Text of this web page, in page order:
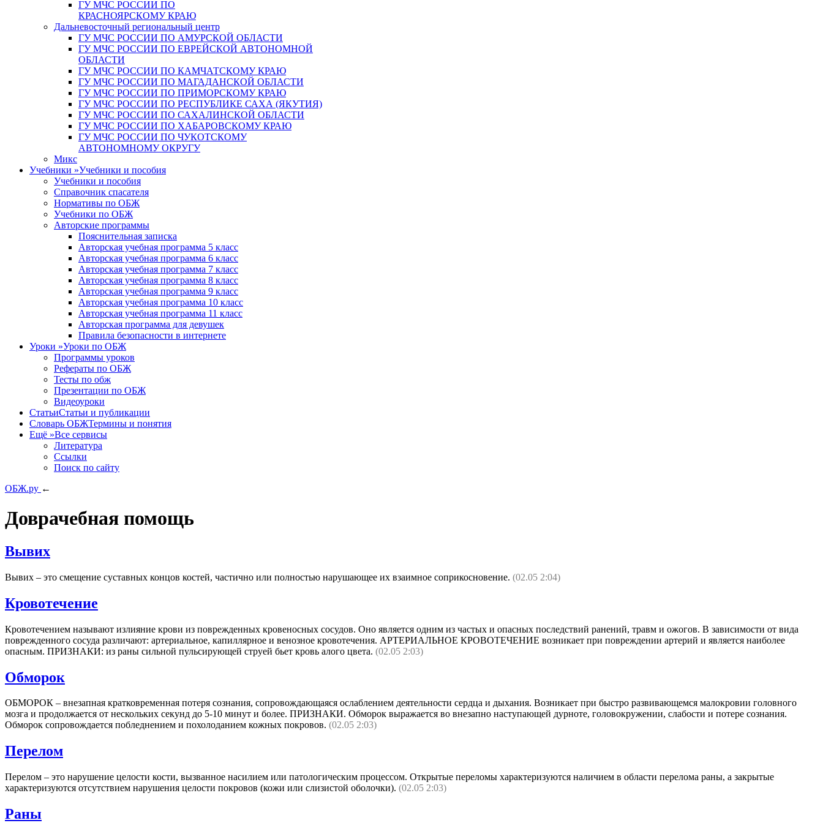
ГУ МЧС РОССИИ ПО
КРАСНОЯРСКОМУ КРАЮ
Дальневосточный региональный центр
ГУ МЧС РОССИИ ПО АМУРСКОЙ ОБЛАСТИ
ГУ МЧС РОССИИ ПО ЕВРЕЙСКОЙ АВТОНОМНОЙ
ОБЛАСТИ
ГУ МЧС РОССИИ ПО КАМЧАТСКОМУ КРАЮ
ГУ МЧС РОССИИ ПО МАГАДАНСКОЙ ОБЛАСТИ
ГУ МЧС РОССИИ ПО ПРИМОРСКОМУ КРАЮ
ГУ МЧС РОССИИ ПО РЕСПУБЛИКЕ САХА (ЯКУТИЯ)
ГУ МЧС РОССИИ ПО САХАЛИНСКОЙ ОБЛАСТИ
ГУ МЧС РОССИИ ПО ХАБАРОВСКОМУ КРАЮ
ГУ МЧС РОССИИ ПО ЧУКОТСКОМУ
АВТОНОМНОМУ ОКРУГУ
Микс
Учебники »Учебники и пособия
Учебники и пособия
Справочник спасателя
Нормативы по ОБЖ
Учебники по ОБЖ
Авторские программы
Пояснительная записка
Авторская учебная программа 5 класс
Авторская учебная программа 6 класс
Авторская учебная программа 7 класс
Авторская учебная программа 8 класс
Авторская учебная программа 9 класс
Авторская учебная программа 10 класс
Авторская учебная программа 11 класс
Авторская программа для девушек
Правила безопасности в интернете
Уроки »Уроки по ОБЖ
Программы уроков
Рефераты по ОБЖ
Тесты по обж
Презентации по ОБЖ
Видеоуроки
СтатьиСтатьи и публикации
Словарь ОБЖТермины и понятия
Ещё »Все сервисы
Литература
Ссылки
Поиск по сайту
ОБЖ.ру ←
Доврачебная помощь
Вывих
Вывих – это смещение суставных концов костей, частично или полностью нарушающее их взаимное соприкосновение. (02.05 2:04)
Кровотечение
Кровотечением называют излияние крови из поврежденных кровеносных сосудов. Оно является одним из частых и опасных последствий ранений, травм и ожогов. В зависимости от вида
поврежденного сосуда различают: артериальное, капиллярное и венозное кровотечения. АРТЕРИАЛЬНОЕ КРОВОТЕЧЕНИЕ возникает при повреждении артерий и является наиболее
опасным. ПРИЗНАКИ: из раны сильной пульсирующей струей бьет кровь алого цвета. (02.05 2:03)
Обморок
ОБМОРОК – внезапная кратковременная потеря сознания, сопровождающаяся ослаблением деятельности сердца и дыхания. Возникает при быстро развивающемся малокровии головного
мозга и продолжается от нескольких секунд до 5-10 минут и более. ПРИЗНАКИ. Обморок выражается во внезапно наступающей дурноте, головокружении, слабости и потере сознания.
Обморок сопровождается побледнением и похолоданием кожных покровов. (02.05 2:03)
Перелом
Перелом – это нарушение целости кости, вызванное насилием или патологическим процессом. Открытые переломы характеризуются наличием в области перелома раны, а закрытые
характеризуются отсутствием нарушения целости покровов (кожи или слизистой оболочки). (02.05 2:03)
Раны